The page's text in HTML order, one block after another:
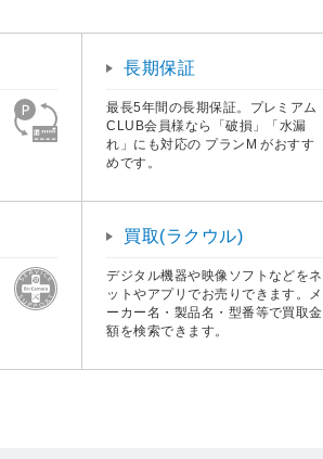
長期保証
最長5年間の長期保証。プレミアム
CLUB会員様なら「破損」「水漏
れ」にも対応の プランM がおすす
めです。
買取(ラクウル)
デジタル機器や映像ソフトなどをネ
ットやアプリでお売りできます。メ
ーカー名・製品名・型番等で買取金
額を検索できます。